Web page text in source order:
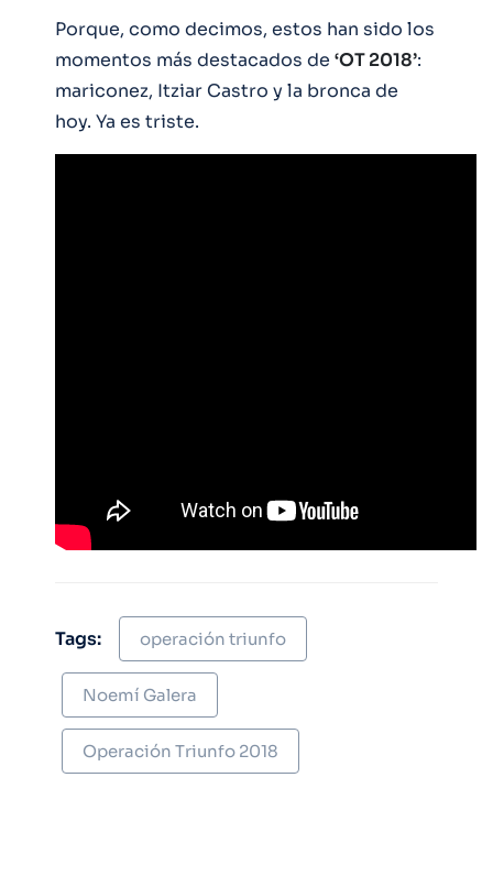
Porque, como decimos, estos han sido los
momentos más destacados de ‘OT 2018’:
mariconez, Itziar Castro y la bronca de
hoy. Ya es triste.
Tags: operación triunfo
Noemí Galera
Operación Triunfo 2018